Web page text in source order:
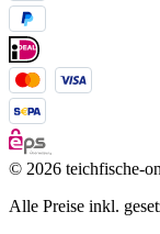
© 2026 teichfische-
Alle Preise inkl.